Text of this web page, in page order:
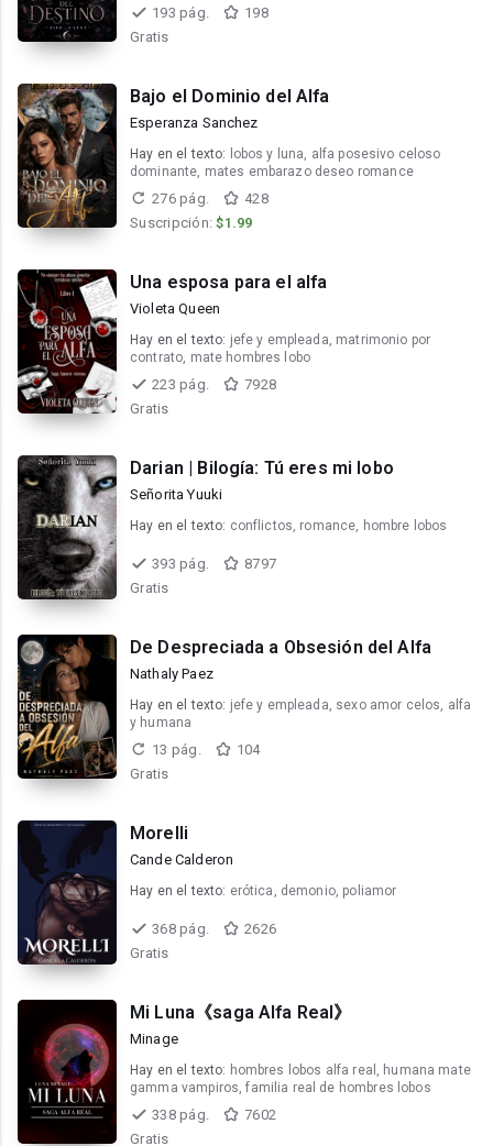
193 pág.
198
Gratis
Bajo el Dominio del Alfa
Esperanza Sanchez
Hay en el texto:
lobos y luna, alfa posesivo celoso
dominante, mates embarazo deseo romance
276 pág.
428
Suscripción:$1.99
Una esposa para el alfa
Violeta Queen
Hay en el texto: jefe y empleada, matrimonio por
contrato, mate hombres lobo
223 pág.
7928
Gratis
Darian | Bilogía: Tú eres mi lobo
Señorita Yuuki
Hay en el texto: conflictos, romance, hombre lobos
393 pág.
8797
Gratis
De Despreciada a Obsesión del Alfa
Nathaly Paez
Hay en el texto: jefe y empleada, sexo amor celos, alfa
y humana
13 pág.
104
Gratis
Morelli
Cande Calderon
Hay en el texto: erótica, demonio, poliamor
368 pág.
2626
Gratis
Mi Luna《saga Alfa Real》
Minage
Hay en el texto: hombres lobos alfa real, humana mate
gamma vampiros, familia real de hombres lobos
338 pág.
7602
Gratis